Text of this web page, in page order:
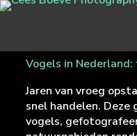
Vogels in
Jaren van vroeg
snel handelen.
vogels,